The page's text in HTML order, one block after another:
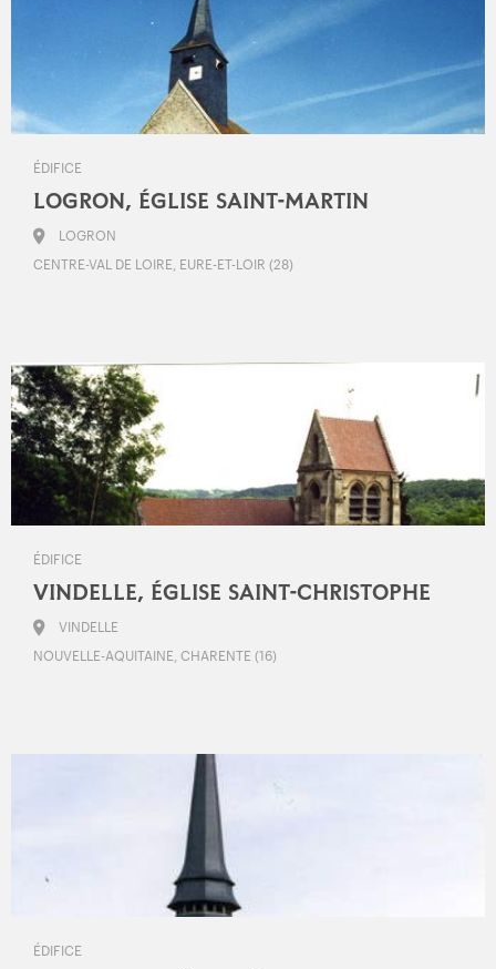
ÉDIFICE
LOGRON, ÉGLISE SAINT-MARTIN
LOGRON
CENTRE-VAL DE LOIRE, EURE-ET-LOIR (28)
ÉDIFICE
VINDELLE, ÉGLISE SAINT-CHRISTOPHE
VINDELLE
NOUVELLE-AQUITAINE, CHARENTE (16)
ÉDIFICE